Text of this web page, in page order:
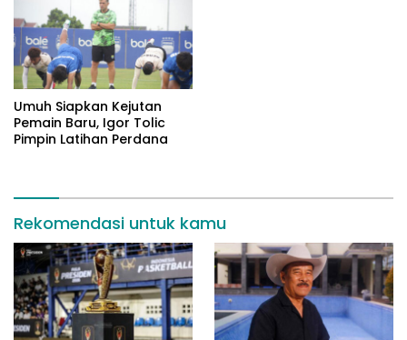
Umuh Siapkan Kejutan
Pemain Baru, Igor Tolic
Pimpin Latihan Perdana
Rekomendasi untuk kamu